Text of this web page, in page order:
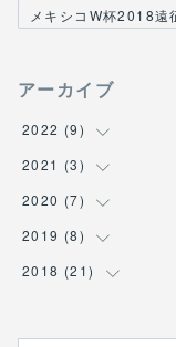
メキシコW杯2018遠
アーカイブ
2022 (9)
(1
(4
(1
( 3)
2021 (3)
(3
2020 (7)
(1
( 1)
2019 (8)
( 3)
(2)
2018 (21)
(15)